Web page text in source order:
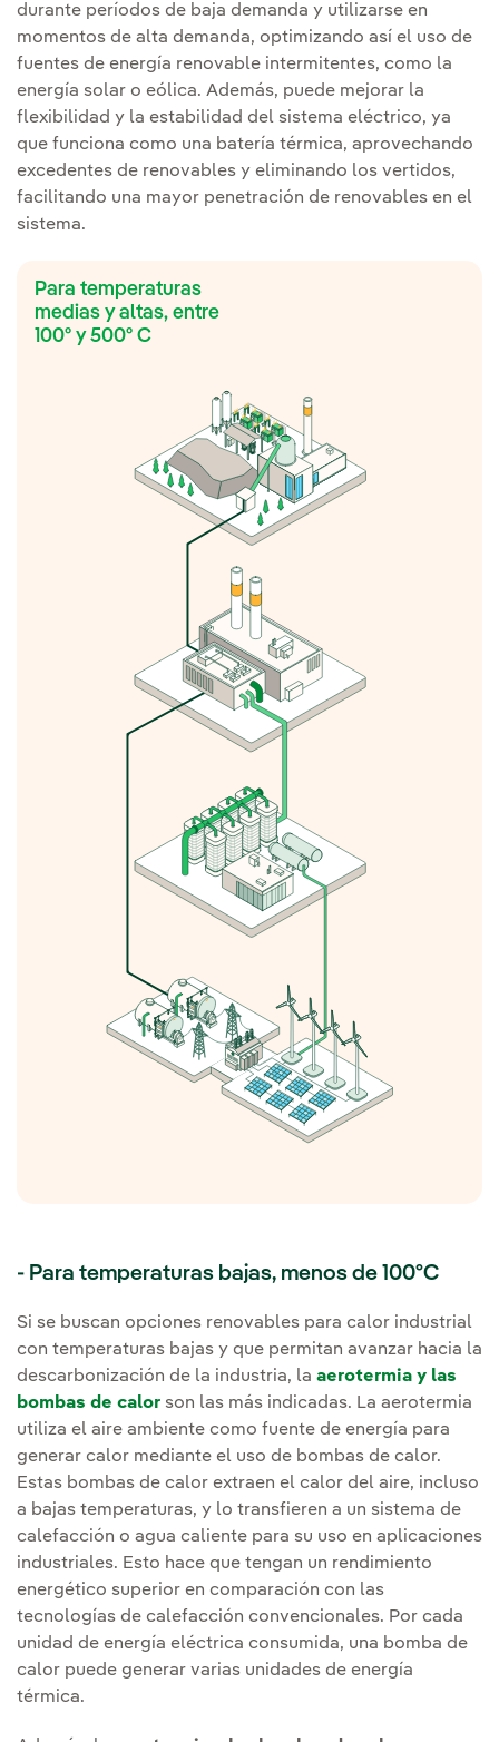
durante períodos de baja demanda y utilizarse en
momentos de alta demanda, optimizando así el uso de
fuentes de energía renovable intermitentes, como la
energía solar o eólica. Además, puede mejorar la
flexibilidad y la estabilidad del sistema eléctrico, ya
que funciona como una batería térmica, aprovechando
excedentes de renovables y eliminando los vertidos,
facilitando una mayor penetración de renovables en el
sistema.
Para temperaturas
medias y altas, entre
100º y 500º C
- Para temperaturas bajas, menos de 100ºC
Si se buscan opciones renovables para calor industrial
con temperaturas bajas y que permitan avanzar hacia la
descarbonización de la industria, la aerotermia y las
bombas de calor son las más indicadas. La aerotermia
utiliza el aire ambiente como fuente de energía para
generar calor mediante el uso de bombas de calor.
Estas bombas de calor extraen el calor del aire, incluso
a bajas temperaturas, y lo transfieren a un sistema de
calefacción o agua caliente para su uso en aplicaciones
industriales. Esto hace que tengan un rendimiento
energético superior en comparación con las
tecnologías de calefacción convencionales. Por cada
unidad de energía eléctrica consumida, una bomba de
calor puede generar varias unidades de energía
térmica.